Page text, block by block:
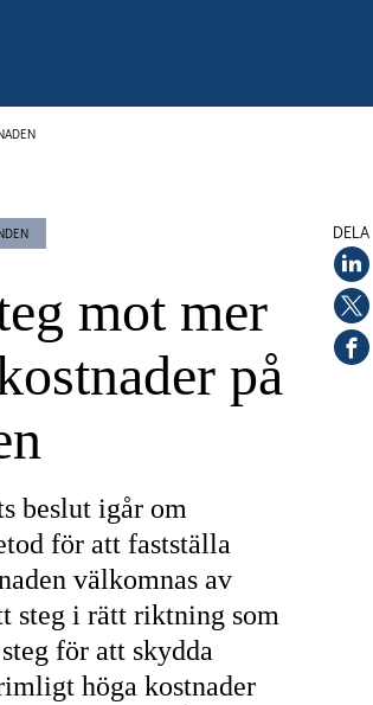
mot mer
på
beslut igår om
för att fastställa
välkomnas av
steg i rätt riktning som
för att skydda
höga kostnader
DELA